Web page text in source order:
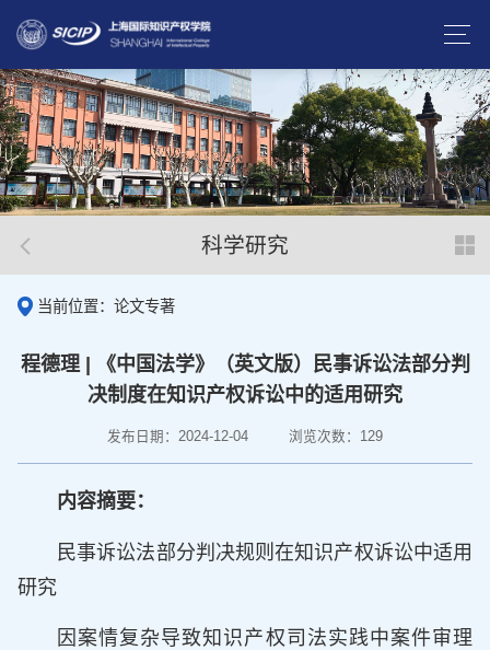
科学研究
当前位置：论文专著
程德理 | 《中国法学》（英文版）民事诉讼法部分判
决制度在知识产权诉讼中的适用研究
发布日期：2024-12-04 浏览次数： 129
内容摘要：
民事诉讼法部分判决规则在知识产权诉讼中适用
研究
因案情复杂导致知识产权司法实践中案件审理